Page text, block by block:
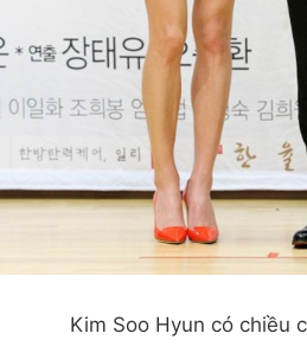
Kim Soo Hyun có chiều